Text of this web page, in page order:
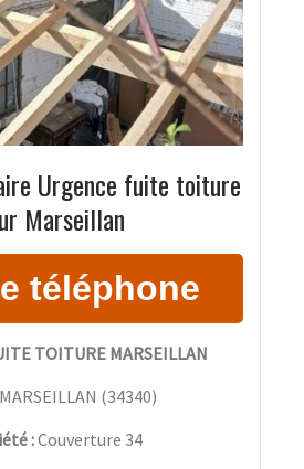
Urgence fuite toiture
Marseillan
TOITURE MARSEILLAN
MARSEILLAN (34340)
:Couverture 34